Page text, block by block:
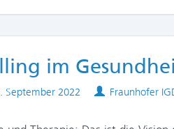
im
September 2022 Authors
Fraunhofer